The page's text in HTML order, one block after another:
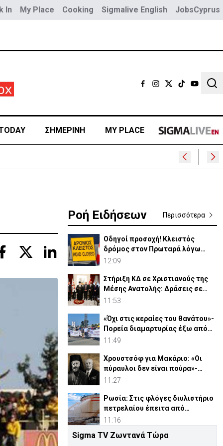
In My Place Cooking Sigmalive English JobsCyprus
ΣΗΜΕΡΙΝΗ MY PLACE
Ροή Ειδήσεων Περισσότερα
Οδηγοί προσοχή! Κλειστός
δρόμος στον Πρωταρά λόγω
έργων
12:09
Στήριξη ΚΔ σε Χριστιανούς της
Μέσης Ανατολής: Δράσεις σε
Γάζα-Συρία-Ιορδανία
11:53
«Όχι στις κεραίες του θανάτου»-
Πορεία διαμαρτυρίας έξω από
τις Β. Βάσεις
11:49
Χρουστσόφ για Μακάριο: «Οι
πύραυλοι δεν είναι πούρα»-
Αποκαλυπτικο έγγραφο 1964
11:27
Ρωσία: Στις φλόγες διυλιστήριο
πετρελαίου έπειτα από
ουκρανική επίθεση
11:16
Τόση αγάπη και τόσος πόνος σε
Sigma TV Ζωντανά Τώρα